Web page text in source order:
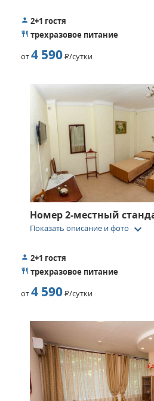
2+1 гостя
трехразовое питание
от4 590Р/сутки
Номер 2-местный
Показать описание и фото keyboard_arrow_down
2+1 гостя
трехразовое питание
от4 590Р/сутки